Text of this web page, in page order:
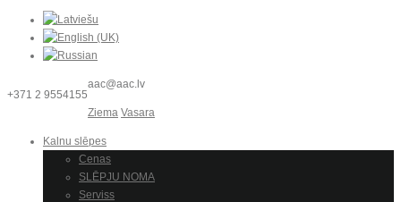
+371 2 9554155
aac@aac.lv
Ziema Vasara
Kalnu slēpes
Cenas
SLĒPJU NOMA
Serviss